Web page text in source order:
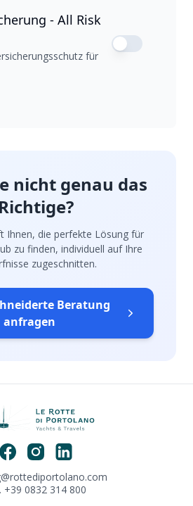
- All Risk
für
nicht genau das
Richtige?
Ihnen, die perfekte Lösung für
zu finden, individuell auf Ihre
zugeschnitten.
Beratung
anfragen
+39 0832 314 800